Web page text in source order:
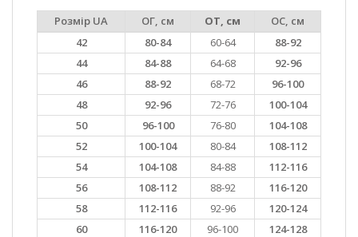
Розмір UA ОГ, см ОТ, см
ОС, см
42
80-84 60-64
88-92
44
84-88 64-68
92-96
46
88-92 68-72
96-100
48
92-96 72-76
100-104
50
96-100 76-80
104-108
52
100-104 80-84
108-112
54
104-108 84-88
112-116
56
108-112 88-92
116-120
58
112-116 92-96
120-124
60
116-120 96-100
124-128